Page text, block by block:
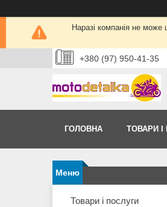
Наразі компанія не може
+380 (97) 950-41-35
ГОЛОВНА ТОВАРИ І
Товари і послуги